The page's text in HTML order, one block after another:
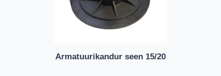
Armatuurikandur seen 15/20